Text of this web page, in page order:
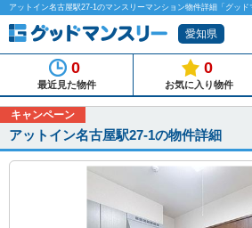
アットイン名古屋駅27-1のマンスリーマンション物件詳細「グッド
愛知県
0
最近見た物件
0
お気に入り物件
キャンペーン
アットイン名古屋駅27-1の物件詳細